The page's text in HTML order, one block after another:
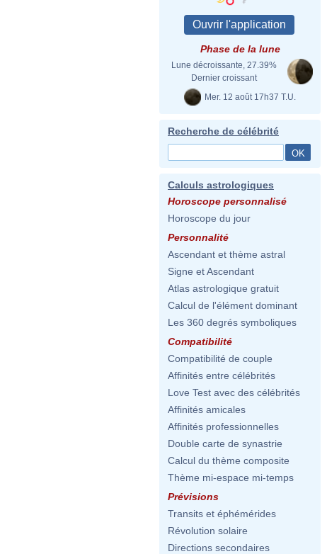
Phase de la lune
Lune décroissante, 27.39%
Dernier croissant
Mer. 12 août 17h37 T.U.
Recherche de célébrité
Calculs astrologiques
Horoscope personnalisé
Horoscope du jour
Personnalité
Ascendant et thème astral
Signe et Ascendant
Atlas astrologique gratuit
Calcul de l'élément dominant
Les 360 degrés symboliques
Compatibilité
Compatibilité de couple
Affinités entre célébrités
Love Test avec des célébrités
Affinités amicales
Affinités professionnelles
Double carte de synastrie
Calcul du thème composite
Thème mi-espace mi-temps
Prévisions
Transits et éphémérides
Révolution solaire
Directions secondaires